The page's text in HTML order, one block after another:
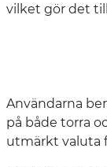
vilket gör det
Användarna
på både torra
utmärkt valuta